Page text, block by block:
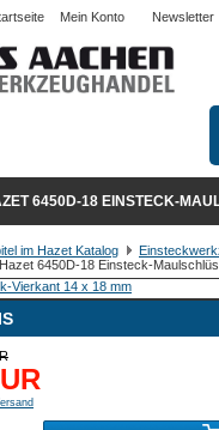
Mein Konto Newsletter
6450D-18 EINSTECK-
im Hazet Katalog
Hazet 6450D-18 Einsteck-